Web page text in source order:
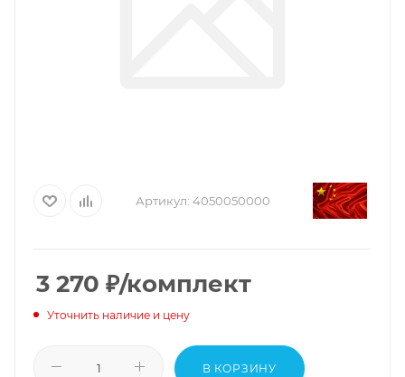
Артикул: 4050050000
3 270 ₽/комплект
Уточнить наличие и цену
В КОРЗИНУ